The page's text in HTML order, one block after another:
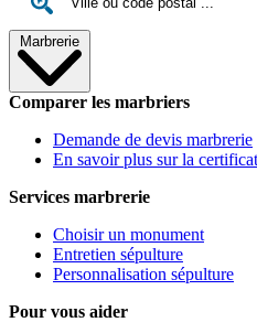
Marbrerie
Comparer les marbriers
Demande de devis marbrerie
En savoir plus sur la
Services marbrerie
Choisir un monument
Entretien sépulture
Personnalisation sépulture
Pour vous aider